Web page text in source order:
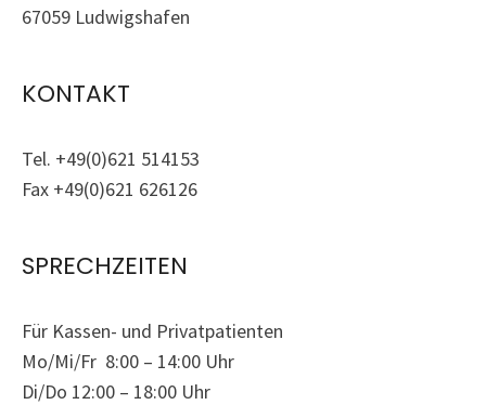
67059 Ludwigshafen
KONTAKT
Tel. +49(0)621 514153
Fax +49(0)621 626126
SPRECHZEITEN
Für Kassen- und Privatpatienten
Mo/Mi/Fr 8:00 – 14:00 Uhr
Di/Do 12:00 – 18:00 Uhr